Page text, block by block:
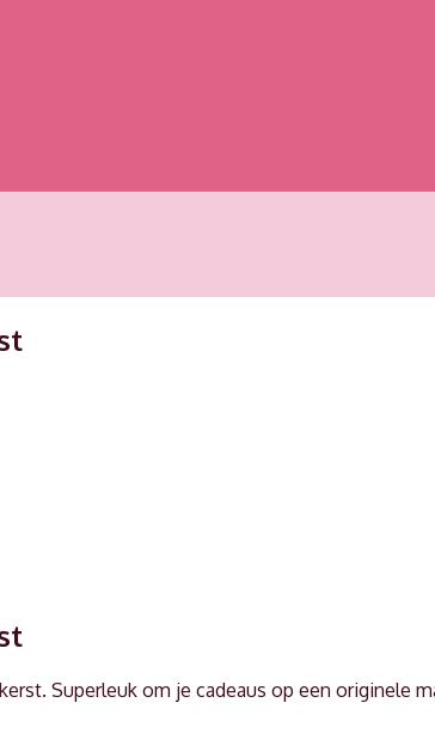
Superleuk om je cadeaus op een originele